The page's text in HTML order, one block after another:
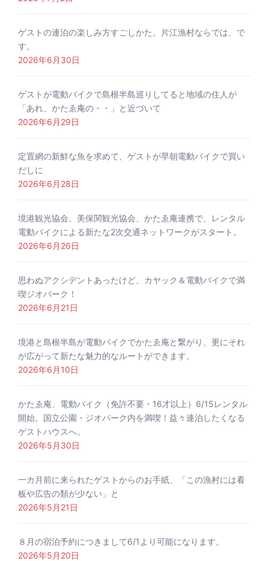
ゲストの連泊の楽しみ方すごしかた。片江漁村ならでは、で
す。
2026年6月30日
ゲストが電動バイクで島根半島巡りしてると地域の住人が
「あれ、かたゑ庵の・・」と近づいて
2026年6月29日
定置網の新鮮な魚を求めて、ゲストが早朝電動バイクで買い
だしに
2026年6月28日
境港観光協会、美保関観光協会、かたゑ庵連携で、レンタル
電動バイクによる新たな2次交通ネットワークがスタート。
2026年6月26日
思わぬアクシデントあったけど、カヤック＆電動バイクで満
喫ジオパーク！
2026年6月21日
境港と島根半島が電動バイクでかたゑ庵と繋がり、更にそれ
が広がって新たな魅力的なルートができます。
2026年6月10日
かたゑ庵、電動バイク（免許不要・16才以上）6/15レンタル
開始。国立公園・ジオパーク内を満喫！益々連泊したくなる
ゲストハウスへ。
2026年5月30日
一カ月前に来られたゲストからのお手紙、「この漁村には看
板や広告の類が少ない」と
2026年5月21日
８月の宿泊予約につきまして6/1より可能になります。
2026年5月20日